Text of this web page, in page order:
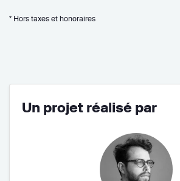
* Hors taxes et honoraires
Un projet réalisé par